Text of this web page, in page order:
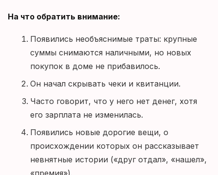
На что обратить внимание:
Появились необъяснимые траты: крупные
суммы снимаются наличными, но новых
покупок в доме не прибавилось.
Он начал скрывать чеки и квитанции.
Часто говорит, что у него нет денег, хотя
его зарплата не изменилась.
Появились новые дорогие вещи, о
происхождении которых он рассказывает
невнятные истории («друг отдал», «нашел»,
«премия»).